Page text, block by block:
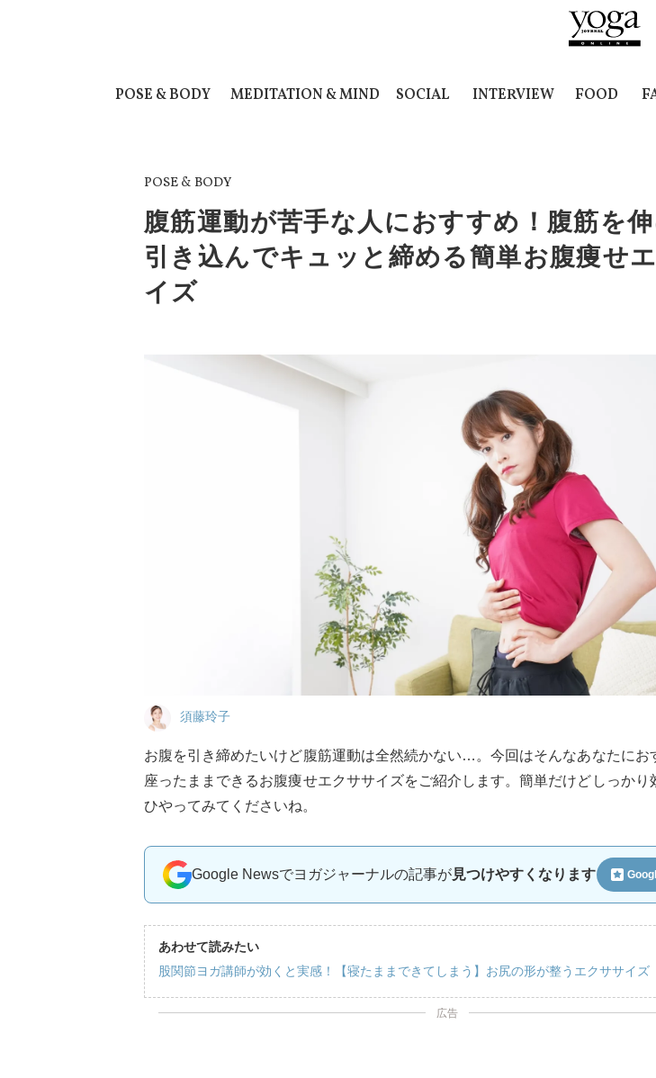
POSE & BODY MEDITATION & MIND SOCIAL INTERVIEW FOOD
POSE & BODY
腹筋運動が苦手な人におすすめ！腹筋を
引き込んでキュッと締める簡単お腹痩せ
イズ
須藤玲子
お腹を引き締めたいけど腹筋運動は全然続かない…。今回はそんなあなたにお
座ったままできるお腹痩せエクササイズをご紹介します。簡単だけどしっかり
ひやってみてくださいね。
Google Newsでヨガジャーナルの記事が見つけやすくなります
あわせて読みたい
股関節ヨガ講師が効くと実感！【寝たままできてしまう】お尻の形が整うエクササイズ
広告